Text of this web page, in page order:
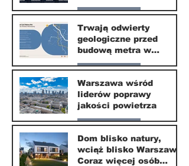
społeczeństwa
Nasze miasto
30 mar
Trwają odwierty
geologiczne przed
budową metra w
Wilanowie
Nasze miasto
24 mar
Warszawa wśród
liderów poprawy
jakości powietrza
Nasze miasto
24 mar
Dom blisko natury,
wciąż blisko Warszawy.
Coraz więcej osób